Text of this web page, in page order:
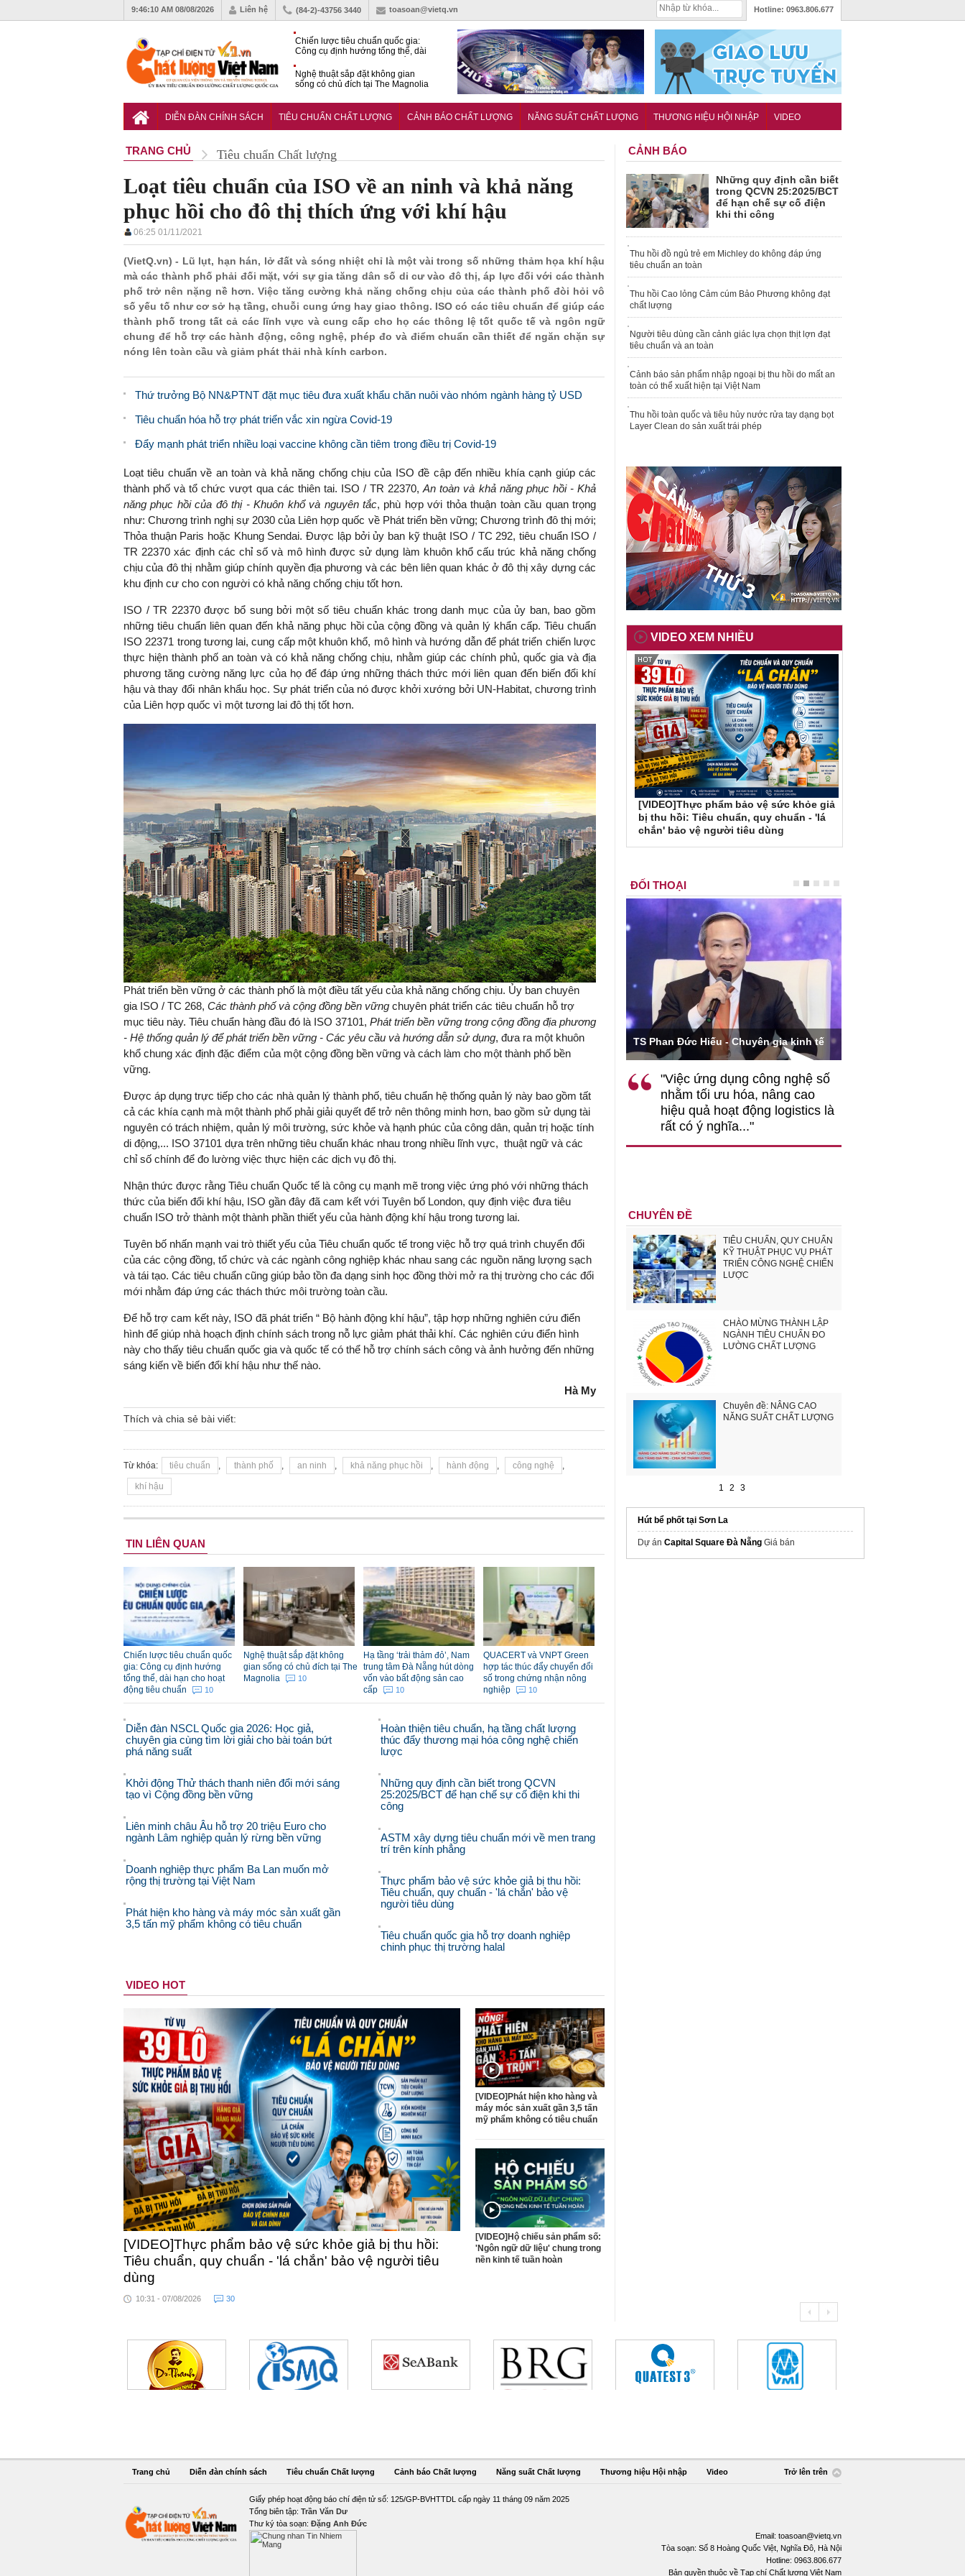
9:46:11 AM08/08/2026 Liên hệ (84-2)-43756 3440 toasoan@vietq.vn Hotline: 0963.806.677
Chiến lược tiêu chuẩn quốc gia:
Công cụ định hướng tổng thể, dài
Nghệ thuật sắp đặt không gian
sống có chủ đích tại The Magnolia
gia đối với xe cũ nhập khẩu?
DIỄN ĐÀN CHÍNH SÁCH TIÊU CHUẨN CHẤT LƯỢNG CẢNH BÁO CHẤT LƯỢNG NĂNG SUẤT CHẤT LƯỢNG THƯƠNG HIỆU HỘI NHẬP VIDEO
TRANG CHỦ Tiêu chuẩn Chất lượng
Loạt tiêu chuẩn của ISO về an ninh và khả năng
phục hồi cho đô thị thích ứng với khí hậu
06:25 01/11/2021
(VietQ.vn) - Lũ lụt, hạn hán, lở đất và sóng nhiệt chỉ là một vài trong số những thảm họa khí hậu
mà các thành phố phải đối mặt, với sự gia tăng dân số di cư vào đô thị, áp lực đối với các thành
phố trở nên nặng nề hơn. Việc tăng cường khả năng chống chịu của các thành phố đòi hỏi vô
số yếu tố như cơ sở hạ tầng, chuỗi cung ứng hay giao thông. ISO có các tiêu chuẩn để giúp các
thành phố trong tất cả các lĩnh vực và cung cấp cho họ các thông lệ tốt quốc tế và ngôn ngữ
chung để hỗ trợ các hành động, công nghệ, phép đo và điểm chuẩn cần thiết để ngăn chặn sự
nóng lên toàn cầu và giảm phát thải nhà kính carbon.
Thứ trưởng Bộ NN&PTNT đặt mục tiêu đưa xuất khẩu chăn nuôi vào nhóm ngành hàng tỷ USD
Tiêu chuẩn hóa hỗ trợ phát triển vắc xin ngừa Covid-19
Đẩy mạnh phát triển nhiều loại vaccine không cần tiêm trong điều trị Covid-19
Loạt tiêu chuẩn về an toàn và khả năng chống chịu của ISO đề cập đến nhiều khía cạnh giúp các
thành phố và tổ chức vượt qua các thiên tai. ISO / TR 22370,An toàn và khả năng phục hồi - Khả
năng phục hồi của đô thị - Khuôn khổ và nguyên tắc, phù hợp với thỏa thuận toàn cầu quan trọng
như: Chương trình nghị sự 2030 của Liên hợp quốc về Phát triển bền vững; Chương trình đô thị mới;
Thỏa thuận Paris hoặc Khung Sendai. Được lập bởi ủy ban kỹ thuật ISO / TC 292, tiêu chuẩn ISO /
TR 22370 xác định các chỉ số và mô hình được sử dụng làm khuôn khổ cấu trúc khả năng chống
chịu của đô thị nhằm giúp chính quyền địa phương và các bên liên quan khác ở đô thị xây dựng các
khu định cư cho con người có khả năng chống chịu tốt hơn.
ISO / TR 22370 được bổ sung bởi một số tiêu chuẩn khác trong danh mục của ủy ban, bao gồm
những tiêu chuẩn liên quan đến khả năng phục hồi của cộng đồng và quản lý khẩn cấp.Tiêu chuẩn
ISO 22371 trong tương lai, cung cấp một khuôn khổ, mô hình và hướng dẫn để phát triển chiến lược
thực hiện thành phố an toàn và có khả năng chống chịu, nhằm giúp các chính phủ, quốc gia và địa
phương tăng cường năng lực của họ để đáp ứng những thách thức mới liên quan đến biến đổi khí
hậu và thay đổi nhân khẩu học. Sự phát triển của nó được khởi xướng bởi UN-Habitat, chương trình
của Liên hợp quốc vì một tương lai đô thị tốt hơn.
Phát triển bền vững ở các thành phố là một điều tất yếu của khả năng chống chịu. Ủy ban chuyên
gia ISO / TC 268, Các thành phố và cộng đồng bền vững chuyên phát triển các tiêu chuẩn hỗ trợ
mục tiêu này. Tiêu chuẩn hàng đầu đó là ISO 37101, Phát triển bền vững trong cộng đồng địa phương
- Hệ thống quản lý để phát triển bền vững - Các yêu cầu và hướng dẫn sử dụng, đưa ra một khuôn
khổ chung xác định đặc điểm của một cộng đồng bền vững và cách làm cho một thành phố bền
vững.
Được áp dụng trực tiếp cho các nhà quản lý thành phố, tiêu chuẩn hệ thống quản lý này bao gồm tất
cả các khía cạnh mà một thành phố phải giải quyết để trở nên thông minh hơn, bao gồm sử dụng tài
nguyên có trách nhiệm, quản lý môi trường, sức khỏe và hạnh phúc của công dân, quản trị hoặc tính
di động,... ISO 37101 dựa trên những tiêu chuẩn khác nhau trong nhiều lĩnh vực, thuật ngữ và các
chỉ số chính để đo lường việc thực hiện các dịch vụ đô thị.
Nhận thức được rằng Tiêu chuẩn Quốc tế là công cụ mạnh mẽ trong việc ứng phó với những thách
thức của biến đổi khí hậu, ISO gần đây đã cam kết với Tuyên bố London, quy định việc đưa tiêu
chuẩn ISO trở thành một thành phần thiết yếu của hành động khí hậu trong tương lai.
Tuyên bố nhấn mạnh vai trò thiết yếu của Tiêu chuẩn quốc tế trong việc hỗ trợ quá trình chuyển đổi
của các cộng đồng, tổ chức và các ngành công nghiệp khác nhau sang các nguồn năng lượng sạch
và tái tạo. Các tiêu chuẩn cũng giúp bảo tồn đa dạng sinh học đồng thời mở ra thị trường cho các đổi
mới nhằm đáp ứng các thách thức môi trường toàn cầu.
Để hỗ trợ cam kết này, ISO đã phát triển “ Bộ hành động khí hậu”, tập hợp những nghiên cứu điển
hình để giúp nhà hoạch định chính sách trong nỗ lực giảm phát thải khí. Các nghiên cứu điển hình
này cho thấy tiêu chuẩn quốc gia và quốc tế có thể hỗ trợ chính sách công và ảnh hưởng đến những
sáng kiến ​​về biến đổi khí hậu như thế nào.
Hà My
Thích và chia sẻ bài viết:
Từ khóa: tiêu chuẩn , thành phố , an ninh , khả năng phục hồi , hành động , công nghệ ,
khí hậu
TIN LIÊN QUAN
Chiến lược tiêu chuẩn quốc
gia: Công cụ định hướng
tổng thể, dài hạn cho hoạt
động tiêu chuẩn
10
Nghệ thuật sắp đặt không
gian sống có chủ đích tại The
Magnolia
10
Hạ tầng ‘trải thảm đỏ’, Nam
trung tâm Đà Nẵng hút dòng
vốn vào bất động sản cao
cấp
10
QUACERT và VNPT Green
hợp tác thúc đẩy chuyển đổi
số trong chứng nhận nông
nghiệp
10
Diễn đàn NSCL Quốc gia 2026: Học giả,
chuyên gia cùng tìm lời giải cho bài toán bứt
phá năng suất
Khởi động Thử thách thanh niên đổi mới sáng
tạo vì Cộng đồng bền vững
Liên minh châu Âu hỗ trợ 20 triệu Euro cho
ngành Lâm nghiệp quản lý rừng bền vững
Doanh nghiệp thực phẩm Ba Lan muốn mở
rộng thị trường tại Việt Nam
Phát hiện kho hàng và máy móc sản xuất gần
3,5 tấn mỹ phẩm không có tiêu chuẩn
Hoàn thiện tiêu chuẩn, hạ tầng chất lượng
thúc đẩy thương mại hóa công nghệ chiến
lược
Những quy định cần biết trong QCVN
25:2025/BCT để hạn chế sự cố điện khi thi
công
ASTM xây dựng tiêu chuẩn mới về men trang
trí trên kính phẳng
Thực phẩm bảo vệ sức khỏe giả bị thu hồi:
Tiêu chuẩn, quy chuẩn - 'lá chắn' bảo vệ
người tiêu dùng
Tiêu chuẩn quốc gia hỗ trợ doanh nghiệp
chinh phục thị trường halal
VIDEO HOT
[VIDEO]Thực phẩm bảo vệ sức khỏe giả bị thu hồi:
Tiêu chuẩn, quy chuẩn - 'lá chắn' bảo vệ người tiêu
dùng
10:31 - 07/08/2026 30
[VIDEO]Phát hiện kho hàng và
máy móc sản xuất gần 3,5 tấn
mỹ phẩm không có tiêu chuẩn
[VIDEO]Hộ chiếu sản phẩm số:
'Ngôn ngữ dữ liệu' chung trong
nền kinh tế tuần hoàn
CẢNH BÁO
Những quy định cần biết
trong QCVN 25:2025/BCT
để hạn chế sự cố điện
khi thi công
Thu hồi đồ ngủ trẻ em Michley do không đáp ứng
tiêu chuẩn an toàn
Thu hồi Cao lỏng Cảm cúm Bảo Phương không đạt
chất lượng
Người tiêu dùng cần cảnh giác lựa chọn thịt lợn đạt
tiêu chuẩn và an toàn
Cảnh báo sản phẩm nhập ngoại bị thu hồi do mất an
toàn có thể xuất hiện tại Việt Nam
Thu hồi toàn quốc và tiêu hủy nước rửa tay dạng bọt
Layer Clean do sản xuất trái phép
VIDEO XEM NHIỀU
[VIDEO]Thực phẩm bảo vệ sức khỏe giả
bị thu hồi: Tiêu chuẩn, quy chuẩn - 'lá
chắn' bảo vệ người tiêu dùng
ĐỐI THOẠI
TS. Nguyễn Đức Độ - Phó Viện trưởng
Viện Kinh tế Tài chính
ngay từ bây giờ và trên thực tế
đang được tiến hành như tăng
đầu tư cho khoa học công
nghệ; ban hành các cơ chế
khuyến khích đổi mới sáng tạo,
sách tài khóa không chỉ mang ý
nghĩa hỗ trợ ngắn hạn mà còn
đóng vai trò tạo nền tảng cho
tăng trưởng bền vững dài hạn.
TS Phan Đức Hiếu - Chuyên gia kinh tế
"Việc ứng dụng công nghệ số
nhằm tối ưu hóa, nâng cao
hiệu quả hoạt động logistics là
rất có ý nghĩa..."
CHUYÊN ĐỀ
TIÊU CHUẨN, QUY CHUẨN
KỸ THUẬT PHỤC VỤ PHÁT
TRIỂN CÔNG NGHỆ CHIẾN
LƯỢC
CHÀO MỪNG THÀNH LẬP
NGÀNH TIÊU CHUẨN ĐO
LƯỜNG CHẤT LƯỢNG
Chuyên đề: NÂNG CAO
NĂNG SUẤT CHẤT LƯỢNG
1 2 3
Hút bể phốt tại Sơn La
Dự án Capital Square Đà Nẵng Giá bán
Trang chủ Diễn đàn chính sách Tiêu chuẩn Chất lượng Cảnh báo Chất lượng Năng suất Chất lượng Thương hiệu Hội nhập Video Trở lên trên
Giấy phép hoạt động báo chí điện tử số: 125/GP-BVHTTDL cấp ngày 11 tháng 09 năm 2025
Tổng biên tập: Trần Văn Dư
Thư ký tòa soạn: Đặng Anh Đức
Email: toasoan@vietq.vn
Tòa soạn: Số 8 Hoàng Quốc Việt, Nghĩa Đô, Hà Nội
Hotline: 0963.806.677
Bản quyền thuộc về Tạp chí Chất lượng Việt Nam